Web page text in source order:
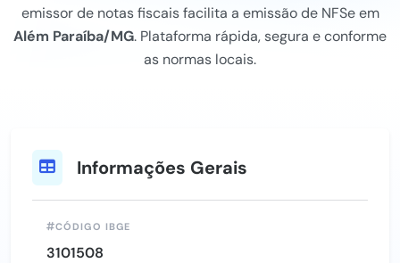
emissor de notas fiscais facilita a emissão de NFSe em
Além Paraíba/MG. Plataforma rápida, segura e conforme
as normas locais.
Informações Gerais
CÓDIGO IBGE
3101508